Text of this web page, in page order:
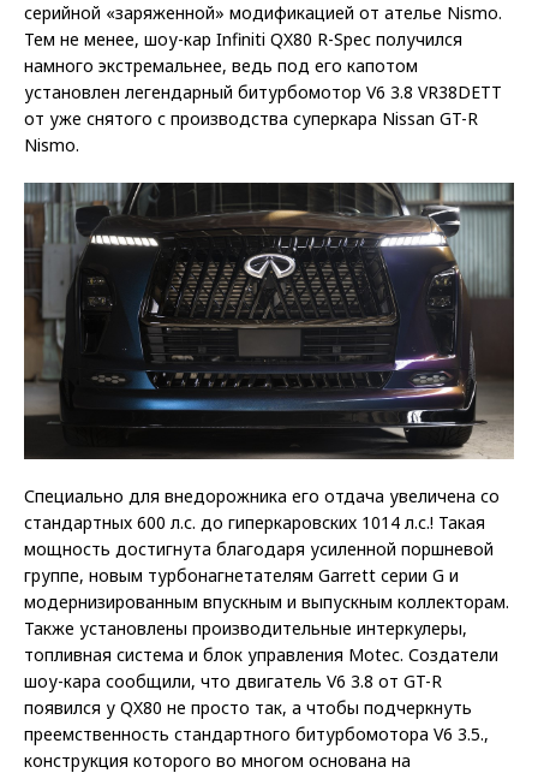
серийной «заряженной» модификацией от ателье Nismo.
Тем не менее, шоу-кар Infiniti QX80 R-Spec получился
намного экстремальнее, ведь под его капотом
установлен легендарный битурбомотор V6 3.8 VR38DETT
от уже снятого с производства суперкара Nissan GT-R
Nismo.
Специально для внедорожника его отдача увеличена со
стандартных 600 л.с. до гиперкаровских 1014 л.с.! Такая
мощность достигнута благодаря усиленной поршневой
группе, новым турбонагнетателям Garrett серии G и
модернизированным впускным и выпускным коллекторам.
Также установлены производительные интеркулеры,
топливная система и блок управления Motec. Создатели
шоу-кара сообщили, что двигатель V6 3.8 от GT-R
появился у QX80 не просто так, а чтобы подчеркнуть
преемственность стандартного битурбомотора V6 3.5.,
конструкция которого во многом основана на